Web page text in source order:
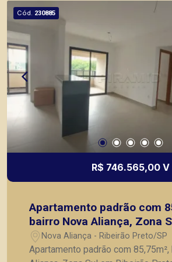
Cód. 230885
R$ 746.565,00 V
Apartamento padrão com
bairro Nova Aliança, Zona
Ribeirão Preto/SP.
Nova Aliança - Ribeirão Preto/SP
Apartamento padrão com